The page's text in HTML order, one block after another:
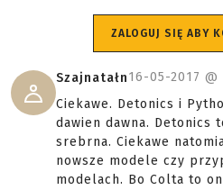
ZALOGUJ SIĘ ABY
Szajnatałn16-05-2017 @
Ciekawe. Detonics i
dawien dawna. Detonics
srebrna. Ciekawe
nowsze modele czy
modelach. Bo Colta to